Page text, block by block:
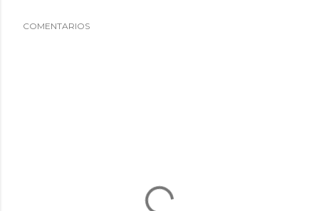
COMENTARIOS